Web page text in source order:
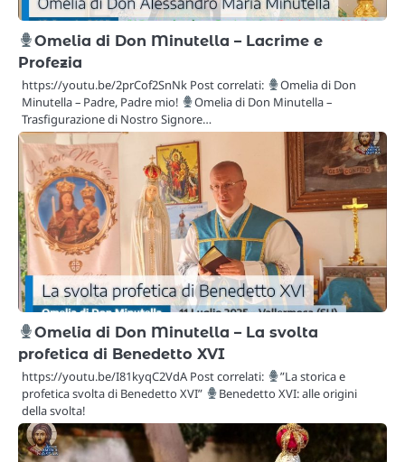
Omelia di Don Minutella – Lacrime e
Profezia
https://youtu.be/2prCof2SnNk Post correlati:
Omelia di Don
Minutella – Padre, Padre mio!
Omelia di Don Minutella –
Trasfigurazione di Nostro Signore…
Omelia di Don Minutella – La svolta
profetica di Benedetto XVI
https://youtu.be/I81kyqC2VdA Post correlati:
”La storica e
profetica svolta di Benedetto XVI”
Benedetto XVI: alle origini
della svolta!